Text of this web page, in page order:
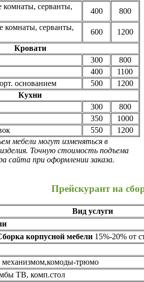
комнаты, серванты,
400
800
комнаты, серванты,
600
1200
Кровати
300
800
400
1100
основанием
500
1200
Кухни
300
800
350
1000
550
1200
мебели могут изменяться в
Точную стоимость подъема
сайта при оформлении заказа.
Прейскурант на
Вид услуги
корпусной мебели15%-20% от
трюмо
ТВ, комп.стол